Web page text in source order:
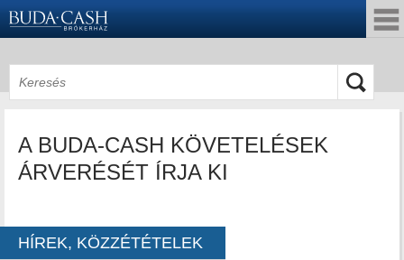
A BUDA-CASH KÖVETELÉSEK
ÁRVERÉSÉT ÍRJA KI
HÍREK, KÖZZÉTÉTELEK